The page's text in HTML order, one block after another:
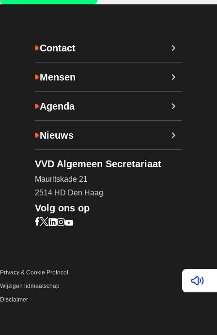
Lees
Contact
Mensen
Agenda
Nieuws
VVD Algemeen Secretariaat
Mauritskade 21
2514 HD Den Haag
Volg ons op
Bezoek onze Facebook pagina (opent in nieuw
Bezoek onze X pagina (opent in nieuw tabblad)
Bezoek onze LinkedIn pagina (opent in nieuw
Bezoek onze Instagram pagina (opent in
Bezoek onze YouTube pagina (opent in
Privacy & Cookie Protocol
Wijzigen lidmaatschap
Disclaimer